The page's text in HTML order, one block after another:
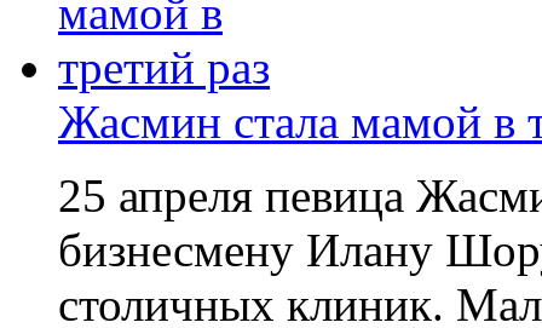
Жасмин стала мамой в
25 апреля певица
бизнесмену Илану
столичных клиник.